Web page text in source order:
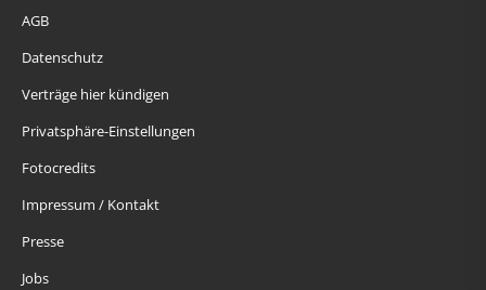
AGB
Datenschutz
Verträge hier kündigen
Privatsphäre-Einstellungen
Fotocredits
Impressum / Kontakt
Presse
Jobs